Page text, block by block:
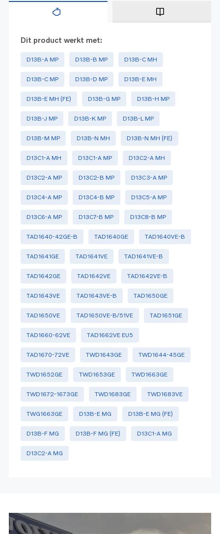
Dit product werkt met:
D13B-A MP D13B-B MP D13B-C MH
D13B-C MP D13B-D MP D13B-E MH
D13B-E MH (FE) D13B-G MP D13B-H MP
D13B-J MP D13B-K MP D13B-L MP
D13B-M MP D13B-N MH D13B-N MH (FE)
D13C1-A MH D13C1-A MP D13C2-A MH
D13C2-A MP D13C2-B MP D13C3-A MP
D13C4-A MP D13C4-B MP D13C5-A MP
D13C6-A MP D13C7-B MP D13C8-B MP
TAD1640-42GE-B TAD1640GE TAD1640VE-B
TAD1641GE TAD1641VE TAD1641VE-B
TAD1642GE TAD1642VE TAD1642VE-B
TAD1643VE TAD1643VE-B TAD1650GE
TAD1650VE TAD1650VE-B/51VE TAD1651GE
TAD1660-62VE TAD1662VE EU5
TAD1670-72VE TWD1643GE TWD1644-45GE
TWD1652GE TWD1653GE TWD1663GE
TWD1672-1673GE TWD1683GE TWD1683VE
TWG1663GE D13B-E MG D13B-E MG (FE)
D13B-F MG D13B-F MG (FE) D13C1-A MG
D13C2-A MG